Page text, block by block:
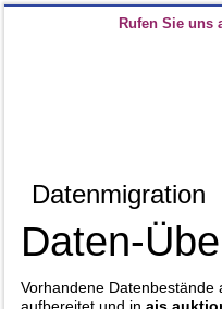
Rufen Sie uns
Datenmigration
Daten-
Vorhandene Datenbestände